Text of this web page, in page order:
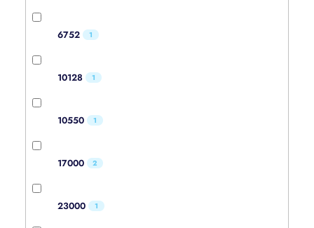
6752 1
10128 1
10550 1
17000 2
23000 1